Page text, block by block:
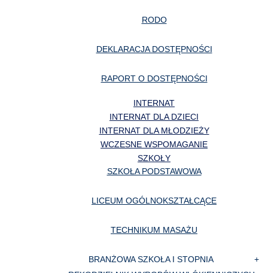
RODO
DEKLARACJA DOSTĘPNOŚCI
RAPORT O DOSTĘPNOŚCI
INTERNAT
INTERNAT DLA DZIECI
INTERNAT DLA MŁODZIEŻY
WCZESNE WSPOMAGANIE
SZKOŁY
SZKOŁA PODSTAWOWA
LICEUM OGÓLNOKSZTAŁCĄCE
TECHNIKUM MASAŻU
BRANŻOWA SZKOŁA I STOPNIA